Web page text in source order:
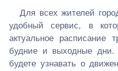
Для всех жителей
удобный сервис, в
актуальное расписание
будние и выходные
будете узнавать о